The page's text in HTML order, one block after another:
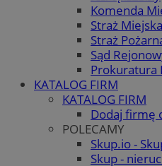
Komenda
Straż Miejska
Straż
Sąd
Prokuratura
KATALOG FIRM
KATALOG FIRM
Dodaj firmę
POLECAMY
Skup.io -
Skup -